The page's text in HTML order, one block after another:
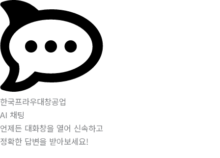
한국프라우대창공업
AI 채팅
언제든 대화창을 열어 신속하고
정확한 답변을 받아보세요!